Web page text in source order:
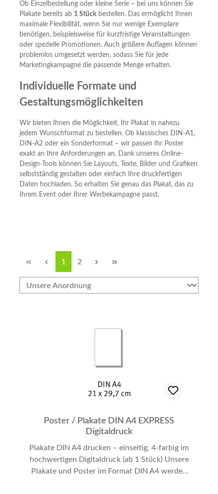
Ob Einzelbestellung oder kleine Serie – bei uns können Sie
Plakate bereits ab 1 Stückbestellen. Das ermöglicht Ihnen
maximale Flexibilität, wenn Sie nur wenige Exemplare
benötigen, beispielsweise für kurzfristige Veranstaltungen
oder spezielle Promotionen. Auch größere Auflagen können
problemlos umgesetzt werden, sodass Sie für jede
Marketingkampagne die passende Menge erhalten.
Individuelle Formate und
Gestaltungsmöglichkeiten
Wir bieten Ihnen die Möglichkeit, Ihr Plakat in nahezu
jedem Wunschformat zu bestellen. Ob klassisches DIN-A1,
DIN-A2 oder ein Sonderformat – wir passen Ihr Poster
exakt an Ihre Anforderungen an. Dank unseres Online-
Design-Tools können Sie Layouts, Texte, Bilder und Grafiken
selbstständig gestalten oder einfach Ihre druckfertigen
Daten hochladen. So erhalten Sie genau das Plakat, das zu
Ihrem Event oder Ihrer Werbekampagne passt.
Seite
1 Seite
2
Poster / Plakate DIN A4 EXPRESS
Digitaldruck
Plakate DIN A4 drucken – einseitig, 4-farbig im
hochwertigen Digitaldruck (ab 1 Stück) Unsere
Plakate und Poster im Format DIN A4 werden